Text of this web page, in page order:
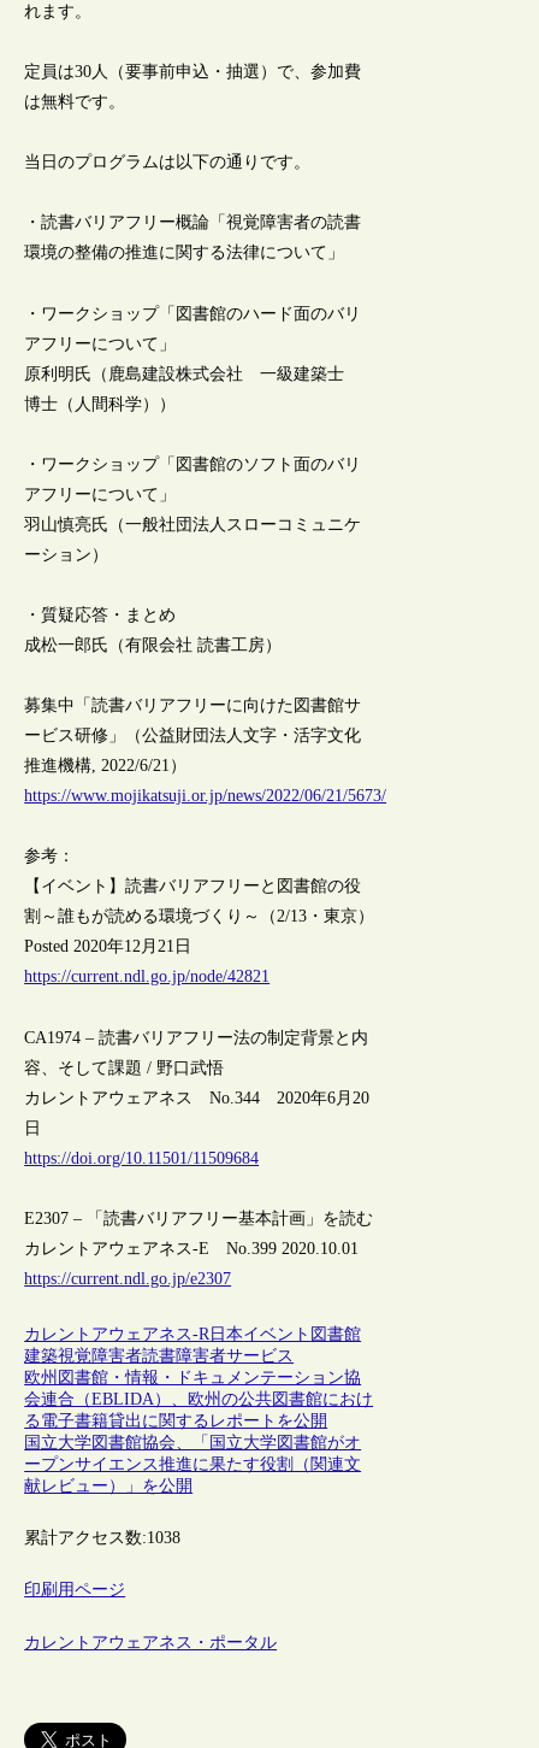
れます。
定員は30人（要事前申込・抽選）で、参加費
は無料です。
当日のプログラムは以下の通りです。
・読書バリアフリー概論「視覚障害者の読書
環境の整備の推進に関する法律について」
・ワークショップ「図書館のハード面のバリ
アフリーについて」
原利明氏（鹿島建設株式会社 一級建築士
博士（人間科学））
・ワークショップ「図書館のソフト面のバリ
アフリーについて」
羽山慎亮氏（一般社団法人スローコミュニケ
ーション）
・質疑応答・まとめ
成松一郎氏（有限会社 読書工房）
募集中「読書バリアフリーに向けた図書館サ
ービス研修」（公益財団法人文字・活字文化
推進機構, 2022/6/21）
https://www.mojikatsuji.or.jp/news/2022/06/21/5673/
参考：
【イベント】読書バリアフリーと図書館の役
割～誰もが読める環境づくり～（2/13・東京）
Posted 2020年12月21日
https://current.ndl.go.jp/node/42821
CA1974 – 読書バリアフリー法の制定背景と内
容、そして課題 / 野口武悟
カレントアウェアネス No.344 2020年6月20
日
https://doi.org/10.11501/11509684
E2307 – 「読書バリアフリー基本計画」を読む
カレントアウェアネス-E No.399 2020.10.01
https://current.ndl.go.jp/e2307
カレントアウェアネス-R 日本イベント 図書館
建築視覚障害者読書障害者サービス
欧州図書館・情報・ドキュメンテーション協
会連合（EBLIDA）、欧州の公共図書館におけ
る電子書籍貸出に関するレポートを公開
国立大学図書館協会、「国立大学図書館がオ
ープンサイエンス推進に果たす役割（関連文
献レビュー）」を公開
累計アクセス数:1038
印刷用ページ
カレントアウェアネス・ポータル